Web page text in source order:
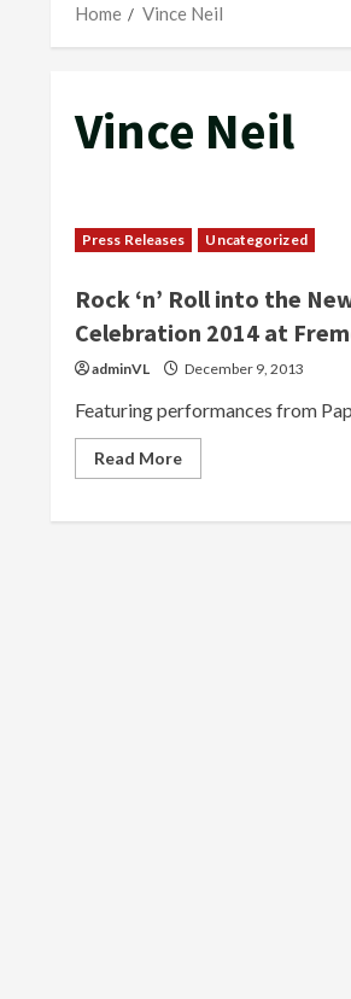
Home Vince Neil
Vince Neil
Press Releases Uncategorized
Rock ‘n’ Roll into the
Celebration 2014 at
adminVL December 9, 2013
Featuring performances from
Read MoreRead
more
‘n’